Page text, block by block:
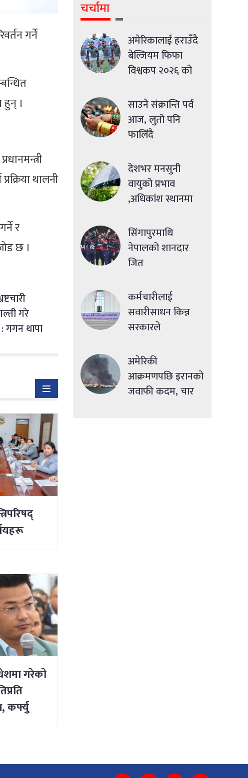
गर्ने
।
थालनी
र
छ ।
गरे
गगन थापा
गरेको
कर्फ्यु
चर्चामा
अमेरिकालाई हराउँदै
बेल्जियम फिफा
विश्वकप २०२६ को
प्रवेश
साउने संक्रान्ति पर्व
आज, लुतो पनि
फालिँदै
देशभर मनसुनी
वायुको प्रभाव
,अधिकांश स्थानमा
सिंगापुरमाथि
नेपालको शानदार
जित
कर्मचारीलाई
सवारीसाधन किन्न
सरकारले
दिने
अमेरिकी
आक्रमणपछि इरानको
जवाफी कदम, चार